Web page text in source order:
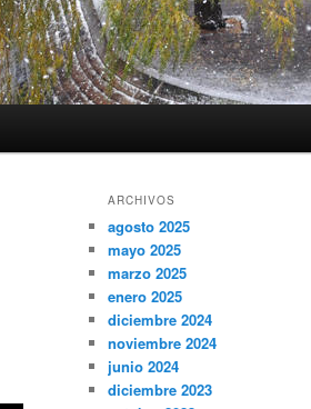
ARCHIVOS
agosto 2025
mayo 2025
marzo 2025
enero 2025
diciembre 2024
noviembre 2024
junio 2024
diciembre 2023